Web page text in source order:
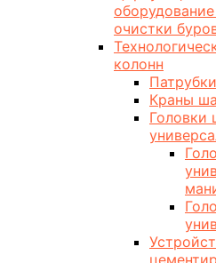
очистки
колонн
Краны
Головки